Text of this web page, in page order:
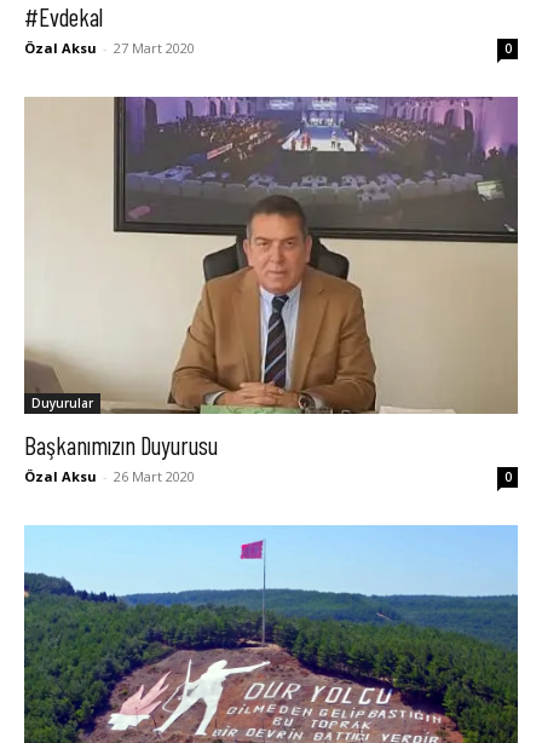
#Evdekal
Özal Aksu - 27 Mart 2020 0
Duyurular
Başkanımızın Duyurusu
Özal Aksu - 26 Mart 2020 0